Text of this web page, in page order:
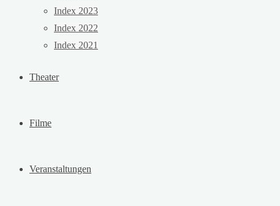
Index 2023
Index 2022
Index 2021
Theater
Filme
Veranstaltungen